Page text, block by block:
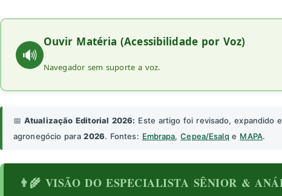
🔊
Ouvir Matéria (Acessibilidade por Voz)
Navegador sem suporte a voz.
📅 Atualização Editorial 2026: Este artigo foi revisado, expandido
agronegócio para2026. Fontes: Embrapa,Cepea/Esalq e MAPA.
👨‍🌾 VISÃO DO ESPECIALISTA SÊNIOR &